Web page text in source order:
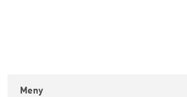
Meny